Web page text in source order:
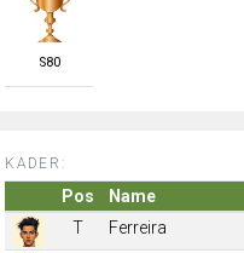
S80
KADER:
Pos Name
T
Ferreira